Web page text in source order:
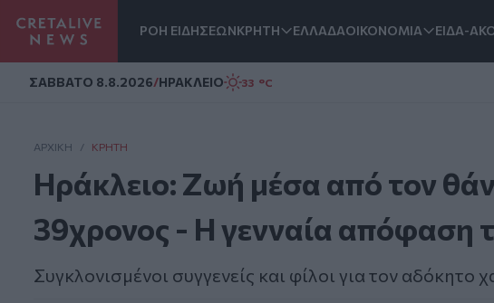
ΡΟΗ ΕΙΔΗΣΕΩΝΚΡΗΤΗ ΕΛΛΑΔΑΟΙΚΟΝΟΜΙΑ ΕΙΔΑ-
ΣAΒΒΑΤΟ 8.8.2026/ΗΡΑΚΛΕΙΟ 33 °C
ΑΡΧΙΚΗ / ΚΡΉΤΗ
Ηράκλειο: Ζωή μέσα από τον
39χρονος - Η γενναία απόφαση
Συγκλονισμένοι συγγενείς και φίλοι για τον